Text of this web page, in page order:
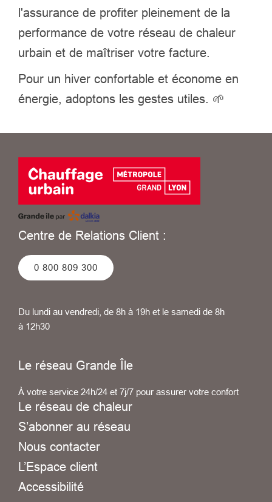
l'assurance de profiter pleinement de la
performance de votre réseau de chaleur
urbain et de maîtriser votre facture.
Pour un hiver confortable et économe en
énergie, adoptons les gestes utiles. 🌱
Centre de Relations Client :
0 800 809 300
Du lundi au vendredi, de 8h à 19h et le samedi de 8h
à 12h30
Le réseau Grande Île
À votre service 24h/24 et 7j/7 pour assurer votre confort
Le réseau de chaleur
S’abonner au réseau
Nous contacter
L’Espace client
Accessibilité